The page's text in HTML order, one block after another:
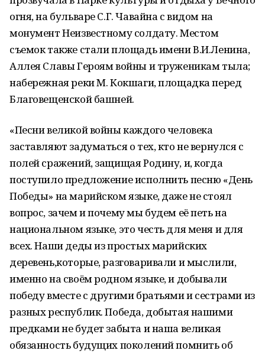
огня, на бульваре С.Г. Чавайна с видом на
монумент Неизвестному солдату. Местом
съемок также стали площадь имени В.И.Ленина,
Аллея Славы Героям войны и труженикам тыла;
набережная реки М. Кокшаги, площадка перед
Благовещенской башней.
«Песни великой войны каждого человека
заставляют задуматься о тех, кто не вернулся с
полей сражений, защищая Родину, и, когда
поступило предложение исполнить песню «День
Победы» на марийском языке, даже не стоял
вопрос, зачем и почему мы будем её петь на
национальном языке, это честь для меня и для
всех. Наши деды из простых марийских
деревень,которые, разговаривали и мыслили,
именно на своём родном языке, и добывали
победу вместе с другими братьями и сестрами из
разных республик. Победа, добытая нашими
предками не будет забыта и наша великая
обязанность будущих поколений помнить об